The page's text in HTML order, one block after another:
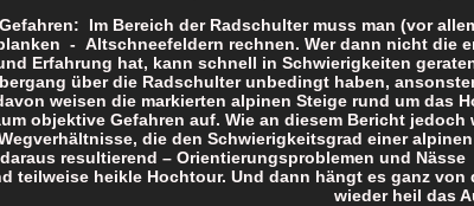
Gefahren: Im Bereich der Radschulter muss man (vor
- Altschneefeldern rechnen. Wer dann nicht die
Erfahrung hat, kann schnell in Schwierigkeiten
über die Radschulter unbedingt haben,
weisen die markierten alpinen Steige rund um das
objektive Gefahren auf. Wie an diesem Bericht
die den Schwierigkeitsgrad einer
daraus resultierend – Orientierungsproblemen und
teilweise heikle Hochtour. Und dann hängt es ganz von
wieder heil das